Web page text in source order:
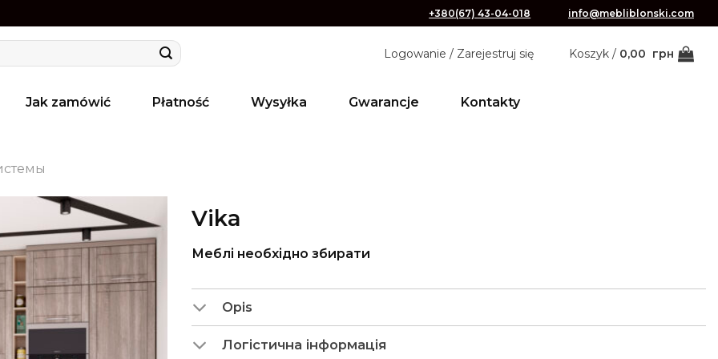
+380(67) 43-04-018 info@mebliblonski.com
Logowanie / Zarejestruj się Koszyk / 0,00 грн
Jak zamówić Płatność Wysyłka Gwarancje Kontakty
Vika
Меблі необхідно збирати
Opis
Логістична інформація